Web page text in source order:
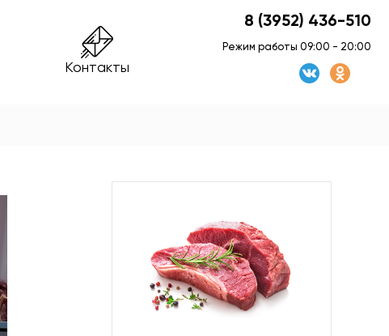
Контакты
8 (3952) 436-510
Режим работы 09:00 - 20:00